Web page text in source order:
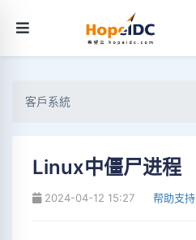
客戶系統
Linux中僵尸进程
2024-04-12 15:27 帮助支持